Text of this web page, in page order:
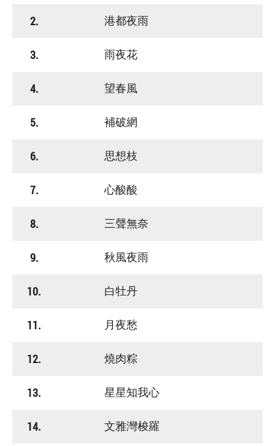
2. 港都夜雨
3. 雨夜花
4. 望春風
5. 補破網
6. 思想枝
7. 心酸酸
8. 三聲無奈
9. 秋風夜雨
10. 白牡丹
11. 月夜愁
12. 燒肉粽
13. 星星知我心
14. 文雅灣梭羅